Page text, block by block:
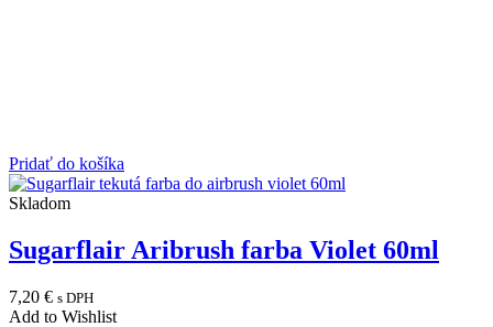
Pridať do košíka
Skladom
Sugarflair Aribrush farba Violet 60ml
7,20 € s DPH
Add to Wishlist